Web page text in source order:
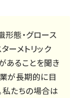
形態・グロース
ーメトリック
あることを聞き
が長期的に目
私たちの場合は